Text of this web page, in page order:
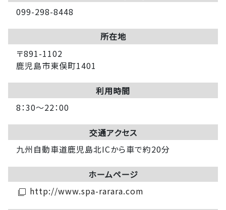
099-298-8448
所在地
〒891-1102
鹿児島市東俣町1401
利用時間
8：30～22：00
交通アクセス
九州自動車道鹿児島北ICから車で約20分
ホームページ
filter_none http://www.spa-rarara.com